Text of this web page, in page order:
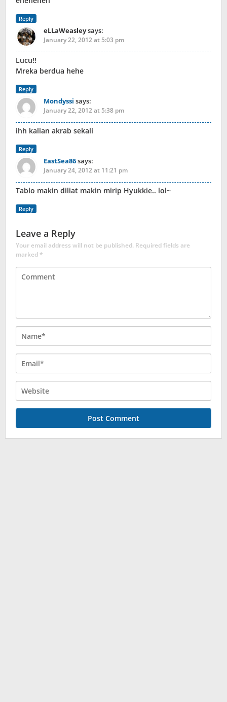
Reply
eLLaWeasleysays:
January 22, 2012 at 5:03 pm
Lucu!!
Mreka berdua hehe
Reply
Mondyssi says:
January 22, 2012 at 5:38 pm
ihh kalian akrab sekali
Reply
EastSea86says:
January 24, 2012 at 11:21 pm
Tablo makin diliat makin mirip Hyukkie.. lol~
Reply
Leave a Reply
Your email address will not be published. Required fields are
marked*